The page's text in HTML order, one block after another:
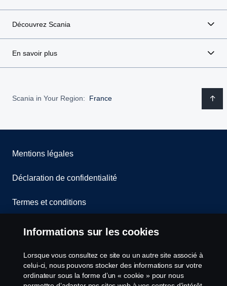
Découvrez Scania
En savoir plus
Scania in Your Region: France
Mentions légales
Déclaration de confidentialité
Termes et conditions
Contactez-nous
Lanceurs d’alerte
Politique de cookies
Informations sur les cookies
Lorsque vous consultez ce site ou un autre site associé à
celui-ci, nous pouvons stocker des informations sur votre
ordinateur sous la forme d’un « cookie » pour nous